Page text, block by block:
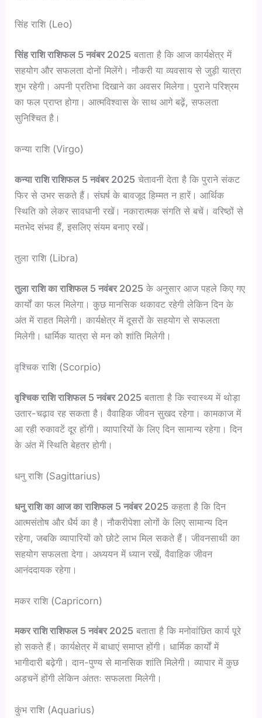
सिंह राशि (Leo)
सिंह राशि राशिफल 5 नवंबर 2025 बताता है कि आज कार्यक्षेत्र में
सहयोग और सफलता दोनों मिलेंगे। नौकरी या व्यवसाय से जुड़ी यात्रा
शुभ रहेगी। अपनी प्रतिभा दिखाने का अवसर मिलेगा। पुराने परिश्रम
का फल प्राप्त होगा। आत्मविश्वास के साथ आगे बढ़ें, सफलता
सुनिश्चित है।
कन्या राशि (Virgo)
कन्या राशि राशिफल 5 नवंबर 2025 चेतावनी देता है कि पुराने संकट
फिर से उभर सकते हैं। संघर्ष के बावजूद हिम्मत न हारें। आर्थिक
स्थिति को लेकर सावधानी रखें। नकारात्मक संगति से बचें। वरिष्ठों से
मतभेद संभव हैं, इसलिए संयम बनाए रखें।
तुला राशि (Libra)
तुला राशि का राशिफल 5 नवंबर 2025 के अनुसार आज पहले किए गए
कार्यों का फल मिलेगा। कुछ मानसिक थकावट रहेगी लेकिन दिन के
अंत में राहत मिलेगी। कार्यक्षेत्र में दूसरों के सहयोग से सफलता
मिलेगी। धार्मिक यात्रा से मन को शांति मिलेगी।
वृश्चिक राशि (Scorpio)
वृश्चिक राशि राशिफल 5 नवंबर 2025 बताता है कि स्वास्थ्य में थोड़ा
उतार-चढ़ाव रह सकता है। वैवाहिक जीवन सुखद रहेगा। कामकाज में
आ रही रुकावटें दूर होंगी। व्यापारियों के लिए दिन सामान्य रहेगा। दिन
के अंत में स्थिति बेहतर होगी।
धनु राशि (Sagittarius)
धनु राशि का आज का राशिफल 5 नवंबर 2025 कहता है कि दिन
आत्मसंतोष और धैर्य का है। नौकरीपेशा लोगों के लिए सामान्य दिन
रहेगा, जबकि व्यापारियों को छोटे लाभ मिल सकते हैं। जीवनसाथी का
सहयोग सफलता देगा। अध्ययन में ध्यान रखें, वैवाहिक जीवन
आनंददायक रहेगा।
मकर राशि (Capricorn)
मकर राशि राशिफल 5 नवंबर 2025 बताता है कि मनोवांछित कार्य पूरे
हो सकते हैं। कार्यक्षेत्र में बाधाएं समाप्त होंगी। धार्मिक कार्यों में
भागीदारी बढ़ेगी। दान-पुण्य से मानसिक शांति मिलेगी। व्यापार में कुछ
अड़चनें होंगी लेकिन अंततः सफलता मिलेगी।
कुंभ राशि (Aquarius)